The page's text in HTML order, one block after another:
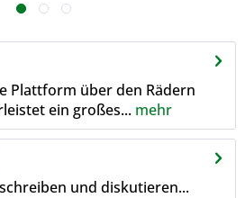
Plattform über den Rädern
ein großes... mehr
und diskutieren...